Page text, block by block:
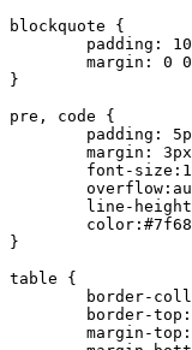
blockquote {
}
pre, code {
}
table {